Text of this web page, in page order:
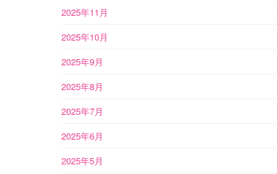
2025年11月
2025年10月
2025年9月
2025年8月
2025年7月
2025年6月
2025年5月